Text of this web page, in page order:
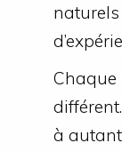
Chaque
à